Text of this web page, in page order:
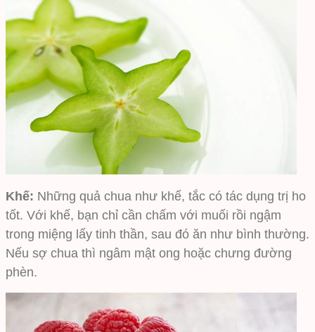
Khế: Những quả chua như khế, tắc có tác dụng trị ho
tốt. Với khế, bạn chỉ cần chấm với muối rồi ngậm
trong miệng lấy tinh thần, sau đó ăn như bình thường.
Nếu sợ chua thì ngâm mật ong hoặc chưng đường
phèn.